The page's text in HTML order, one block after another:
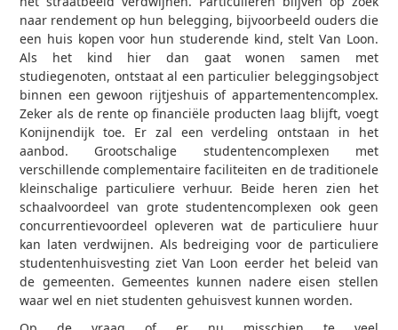
naar rendement op hun belegging, bijvoorbeeld ouders die
een huis kopen voor hun studerende kind, stelt Van Loon.
Als het kind hier dan gaat wonen samen met
studiegenoten, ontstaat al een particulier beleggingsobject
binnen een gewoon rijtjeshuis of appartementencomplex.
Zeker als de rente op financiële producten laag blijft, voegt
Konijnendijk toe. Er zal een verdeling ontstaan in het
aanbod. Grootschalige studentencomplexen met
verschillende complementaire faciliteiten en de traditionele
kleinschalige particuliere verhuur. Beide heren zien het
schaalvoordeel van grote studentencomplexen ook geen
concurrentievoordeel opleveren wat de particuliere huur
kan laten verdwijnen. Als bedreiging voor de particuliere
studentenhuisvesting ziet Van Loon eerder het beleid van
de gemeenten. Gemeentes kunnen nadere eisen stellen
waar wel en niet studenten gehuisvest kunnen worden.